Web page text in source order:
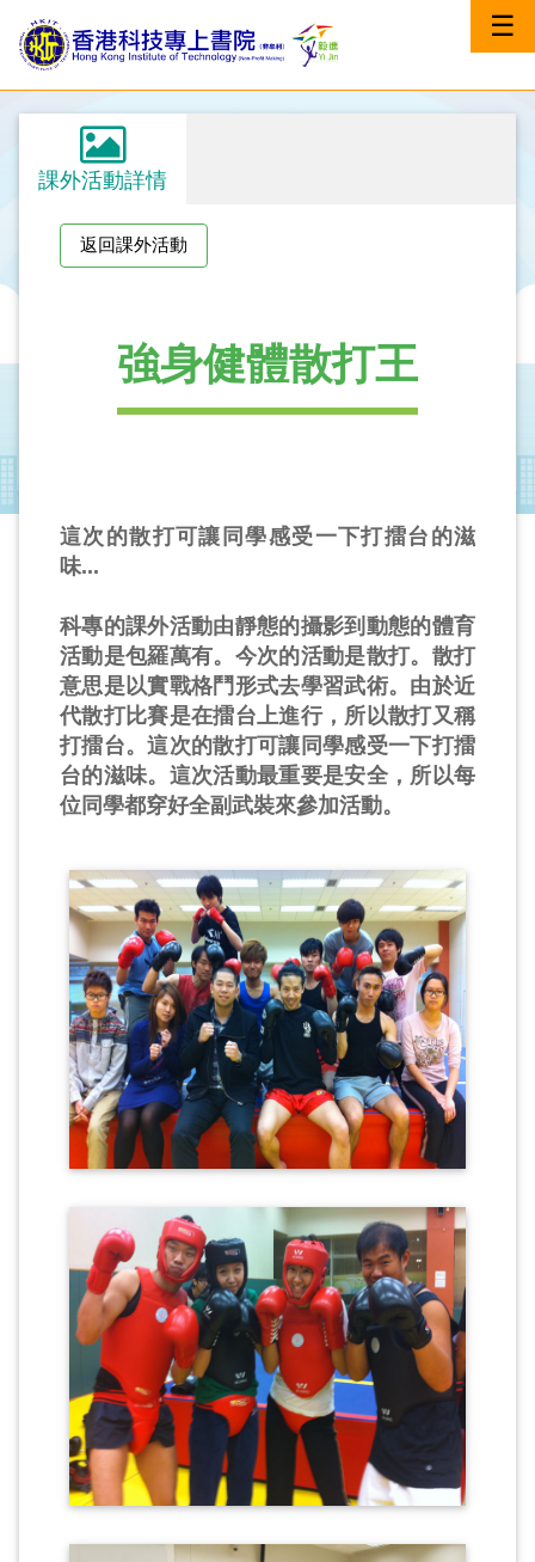
☰
課外活動詳情
返回課外活動
強身健體散打王
這次的散打可讓同學感受一下打擂台的滋
味...
科專的課外活動由靜態的攝影到動態的體育
活動是包羅萬有。今次的活動是散打。散打
意思是以實戰格鬥形式去學習武術。由於近
代散打比賽是在擂台上進行，所以散打又稱
打擂台。這次的散打可讓同學感受一下打擂
台的滋味。這次活動最重要是安全，所以每
位同學都穿好全副武裝來參加活動。